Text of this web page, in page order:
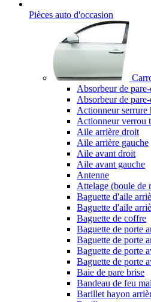
Pièces auto d'occasion
Absorbeur de
Absorbeur de
Actionneur serrure
Actionneur verrou
Aile arrière droit
Aile arrière gauche
Aile avant droit
Aile avant gauche
Antenne
Attelage (boule de
Baguette d'aile
Baguette d'aile
Baguette de coffre
Baguette de porte
Baguette de porte
Baguette de porte
Baguette de porte
Baie de pare brise
Bandeau de feu
Barillet hayon